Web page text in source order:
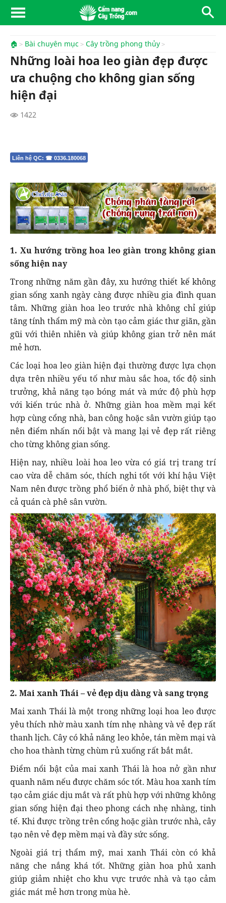
🏠 Bài chuyên mục Cây trồng phong thủy
Những loài hoa leo giàn đẹp được
ưa chuộng cho không gian sống
hiện đại
1422
Liên hệ QC: ☎ 0336.180068
Ad by CNCT
1. Xu hướng trồng hoa leo giàn trong không gian
sống hiện nay
Trong những năm gần đây, xu hướng thiết kế không
gian sống xanh ngày càng được nhiều gia đình quan
tâm. Những giàn hoa leo trước nhà không chỉ giúp
tăng tính thẩm mỹ mà còn tạo cảm giác thư giãn, gần
gũi với thiên nhiên và giúp không gian trở nên mát
mẻ hơn.
Các loại hoa leo giàn hiện đại thường được lựa chọn
dựa trên nhiều yếu tố như màu sắc hoa, tốc độ sinh
trưởng, khả năng tạo bóng mát và mức độ phù hợp
với kiến trúc nhà ở. Những giàn hoa mềm mại kết
hợp cùng cổng nhà, ban công hoặc sân vườn giúp tạo
nên điểm nhấn nổi bật và mang lại vẻ đẹp rất riêng
cho từng không gian sống.
Hiện nay, nhiều loài hoa leo vừa có giá trị trang trí
cao vừa dễ chăm sóc, thích nghi tốt với khí hậu Việt
Nam nên được trồng phổ biến ở nhà phố, biệt thự và
cả quán cà phê sân vườn.
2. Mai xanh Thái – vẻ đẹp dịu dàng và sang trọng
Mai xanh Thái là một trong những loại hoa leo được
yêu thích nhờ màu xanh tím nhẹ nhàng và vẻ đẹp rất
thanh lịch. Cây có khả năng leo khỏe, tán mềm mại và
cho hoa thành từng chùm rủ xuống rất bắt mắt.
Điểm nổi bật của mai xanh Thái là hoa nở gần như
quanh năm nếu được chăm sóc tốt. Màu hoa xanh tím
tạo cảm giác dịu mắt và rất phù hợp với những không
gian sống hiện đại theo phong cách nhẹ nhàng, tinh
tế. Khi được trồng trên cổng hoặc giàn trước nhà, cây
tạo nên vẻ đẹp mềm mại và đầy sức sống.
Ngoài giá trị thẩm mỹ, mai xanh Thái còn có khả
năng che nắng khá tốt. Những giàn hoa phủ xanh
giúp giảm nhiệt cho khu vực trước nhà và tạo cảm
giác mát mẻ hơn trong mùa hè.